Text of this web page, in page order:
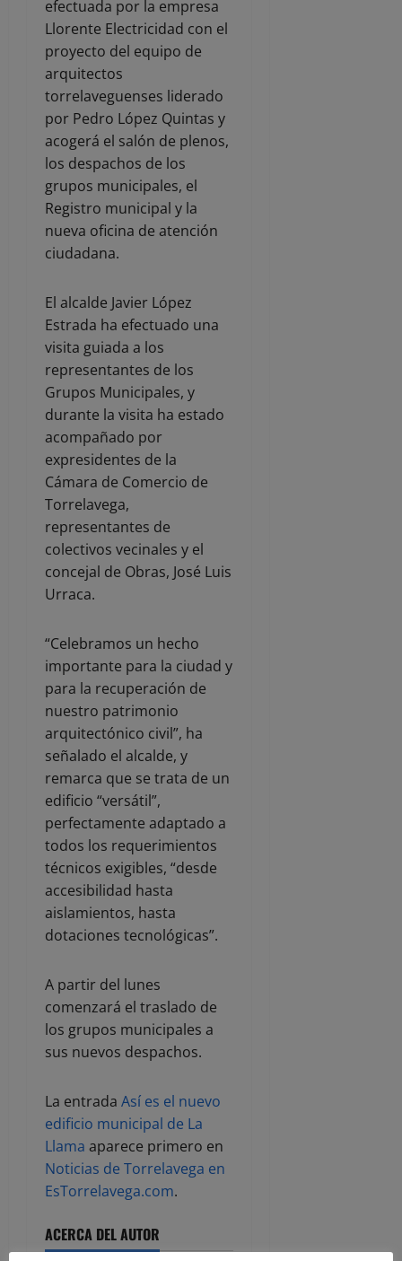
efectuada por la empresa
Llorente Electricidad con el
proyecto del equipo de
arquitectos
torrelaveguenses liderado
por Pedro López Quintas y
acogerá el salón de plenos,
los despachos de los
grupos municipales, el
Registro municipal y la
nueva oficina de atención
ciudadana.
El alcalde Javier López
Estrada ha efectuado una
visita guiada a los
representantes de los
Grupos Municipales, y
durante la visita ha estado
acompañado por
expresidentes de la
Cámara de Comercio de
Torrelavega,
representantes de
colectivos vecinales y el
concejal de Obras, José Luis
Urraca.
“Celebramos un hecho
importante para la ciudad y
para la recuperación de
nuestro patrimonio
arquitectónico civil”, ha
señalado el alcalde, y
remarca que se trata de un
edificio “versátil”,
perfectamente adaptado a
todos los requerimientos
técnicos exigibles, “desde
accesibilidad hasta
aislamientos, hasta
dotaciones tecnológicas”.
A partir del lunes
comenzará el traslado de
los grupos municipales a
sus nuevos despachos.
La entrada Así es el nuevo
edificio municipal de La
Llama aparece primero en
Noticias de Torrelavega en
EsTorrelavega.com.
ACERCA DEL AUTOR